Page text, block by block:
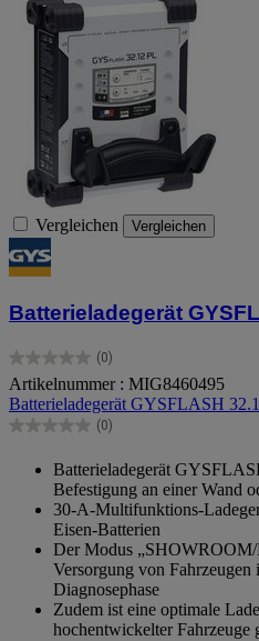
Vergleichen Vergleichen
Batterieladegerät
(0)
0.0
von
5
Sternen.
Artikelnummer : MIG8460495
Batterieladegerät GYSFLASH
(0)
0.0
Sternen.
Batterieladegerät
Befestigung an einer Wand
30-A-Multifunktions-
Eisen-Batterien
Der Modus
Versorgung von
Diagnosephase
Zudem ist eine optimale
hochentwickelter Fahrzeuge